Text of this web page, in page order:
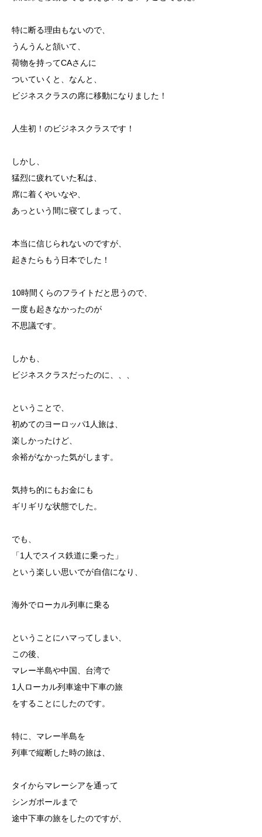
特に断る理由もないので、
うんうんと頷いて、
荷物を持ってCAさんに
ついていくと、なんと、
ビジネスクラスの席に移動になりました！
人生初！のビジネスクラスです！
しかし、
猛烈に疲れていた私は、
席に着くやいなや、
あっという間に寝てしまって、
本当に信じられないのですが、
起きたらもう日本でした！
10時間くらのフライトだと思うので、
一度も起きなかったのが
不思議です。
しかも、
ビジネスクラスだったのに、、、
ということで、
初めてのヨーロッパ1人旅は、
楽しかったけど、
余裕がなかった気がします。
気持ち的にもお金にも
ギリギリな状態でした。
でも、
「1人でスイス鉄道に乗った」
という楽しい思いでが自信になり、
海外でローカル列車に乗る
ということにハマってしまい、
この後、
マレー半島や中国、台湾で
1人ローカル列車途中下車の旅
をすることにしたのです。
特に、マレー半島を
列車で縦断した時の旅は、
タイからマレーシアを通って
シンガポールまで
途中下車の旅をしたのですが、